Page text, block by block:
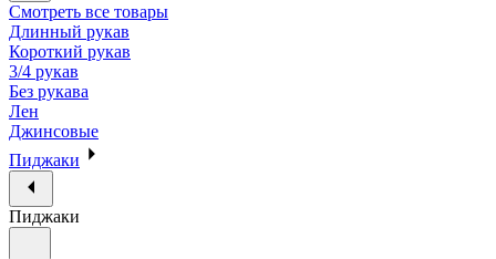
Смотреть все товары
Длинный рукав
Короткий рукав
3/4 рукав
Без рукава
Лен
Джинсовые
Пиджаки
Пиджаки